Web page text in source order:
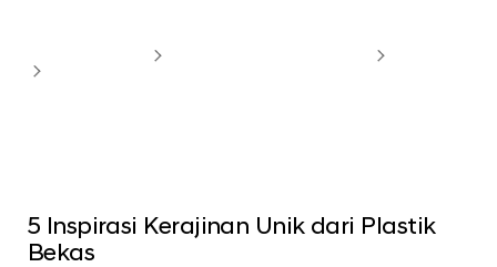
5 Inspirasi Kerajinan Unik dari Plastik
Bekas